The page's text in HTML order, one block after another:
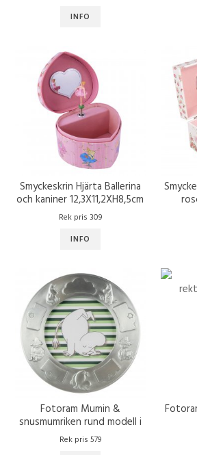
INFO
Smyckeskrin Hjärta Ballerina
och kaniner 12,3X11,2XH8,5cm
Rek pris 309
INFO
Fotoram Mumin &
snusmumriken rund modell i
tennfinsh
Rek pris 579